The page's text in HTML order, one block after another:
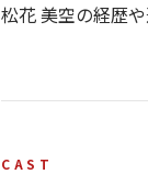
松花 美空の経歴
CAST